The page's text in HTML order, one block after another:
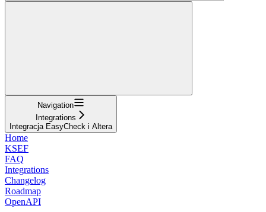
Navigation
Integrations
Integracja EasyCheck i Altera
Home
KSEF
FAQ
Integrations
Changelog
Roadmap
OpenAPI